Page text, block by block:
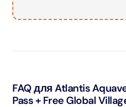
FAQ для Atlantis
Pass + Free Global